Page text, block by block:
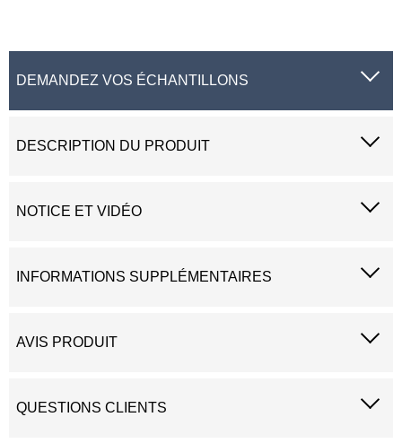
DEMANDEZ VOS ÉCHANTILLONS
DESCRIPTION DU PRODUIT
NOTICE ET VIDÉO
INFORMATIONS SUPPLÉMENTAIRES
AVIS PRODUIT
QUESTIONS CLIENTS